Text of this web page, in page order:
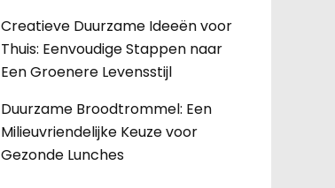
Creatieve Duurzame Ideeën voor
Thuis: Eenvoudige Stappen naar
Een Groenere Levensstijl
Duurzame Broodtrommel: Een
Milieuvriendelijke Keuze voor
Gezonde Lunches